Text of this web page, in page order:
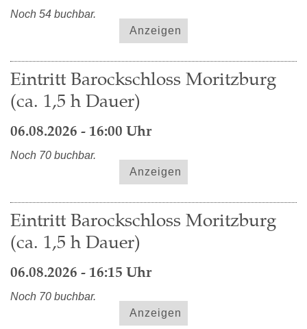
Noch 54 buchbar.
Anzeigen
Eintritt Barockschloss Moritzburg
(ca. 1,5 h Dauer)
06.08.2026 - 16:00 Uhr
Noch 70 buchbar.
Anzeigen
Eintritt Barockschloss Moritzburg
(ca. 1,5 h Dauer)
06.08.2026 - 16:15 Uhr
Noch 70 buchbar.
Anzeigen